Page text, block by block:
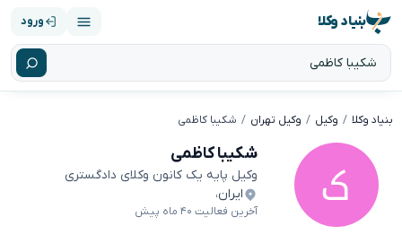
بنیاد وکلا ورود
بنیاد وکلا وکیل وکیل تهران شکیبا کاظمی
شکیبا کاظمی
وکیل پایه یک کانون وکلای دادگستری
ایران،
آخرین فعالیت ۴۰ ماه پیش